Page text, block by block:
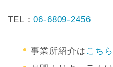
TEL：06-6809-2456
事業所紹介は こちら